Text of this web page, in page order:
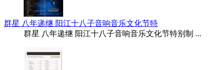
群星 八年递继 阳江十八子音响音乐文化节特
群星 八年递继 阳江十八子音响音乐文化节特别制 ...